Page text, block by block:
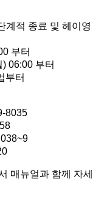
계적 종료 및 헤이영
부터
06:00 부터
부터
8035
매뉴얼과 함께 자세